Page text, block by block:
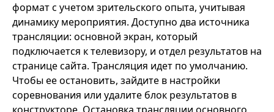
формат с учетом зрительского опыта, учитывая
динамику мероприятия. Доступно два источника
трансляции: основной экран, который
подключается к телевизору, и отдел результатов на
странице сайта. Трансляция идет по умолчанию.
Чтобы ее остановить, зайдите в настройки
соревнования или удалите блок результатов в